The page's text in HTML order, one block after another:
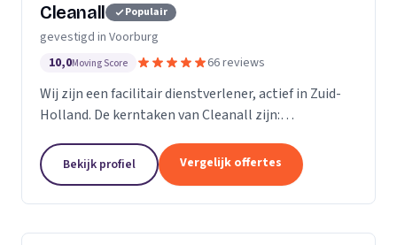
Cleanall Populair
gevestigd in Voorburg
10,0Moving Score 66 reviews
Wij zijn een facilitair dienstverlener, actief in Zuid-
Holland. De kerntaken van Cleanall zijn:
wij aanbieden in particulieren en zakelijke
omgevingen....
Bekijk profiel Vergelijk offertes